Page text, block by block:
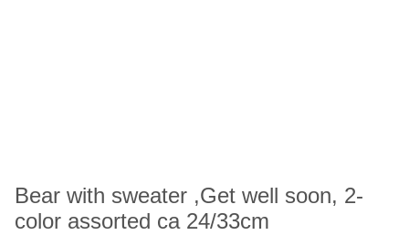
Bear with sweater ,Get well soon, 2-
color assorted ca 24/33cm